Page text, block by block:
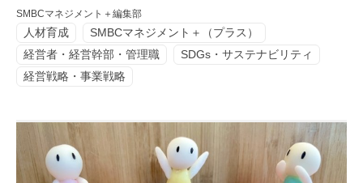
SMBCマネジメント＋編集部
人材育成
SMBCマネジメント＋（プラス）
経営者・経営幹部・管理職
SDGs・サステナビリティ
経営戦略・事業戦略